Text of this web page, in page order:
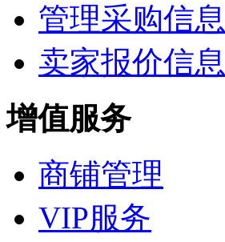
管理采购信息
卖家报价信息
增值服务
商铺管理
VIP服务